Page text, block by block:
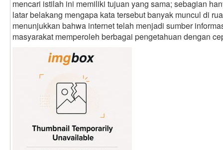
mencari istilah ini memiliki tujuan yang sama; sebagian
latar belakang mengapa kata tersebut banyak muncul di
menunjukkan bahwa internet telah menjadi sumber
masyarakat memperoleh berbagai pengetahuan dengan